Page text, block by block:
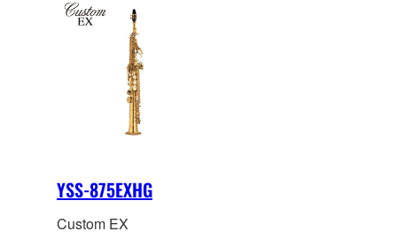
YSS-875EXHG
Custom EX